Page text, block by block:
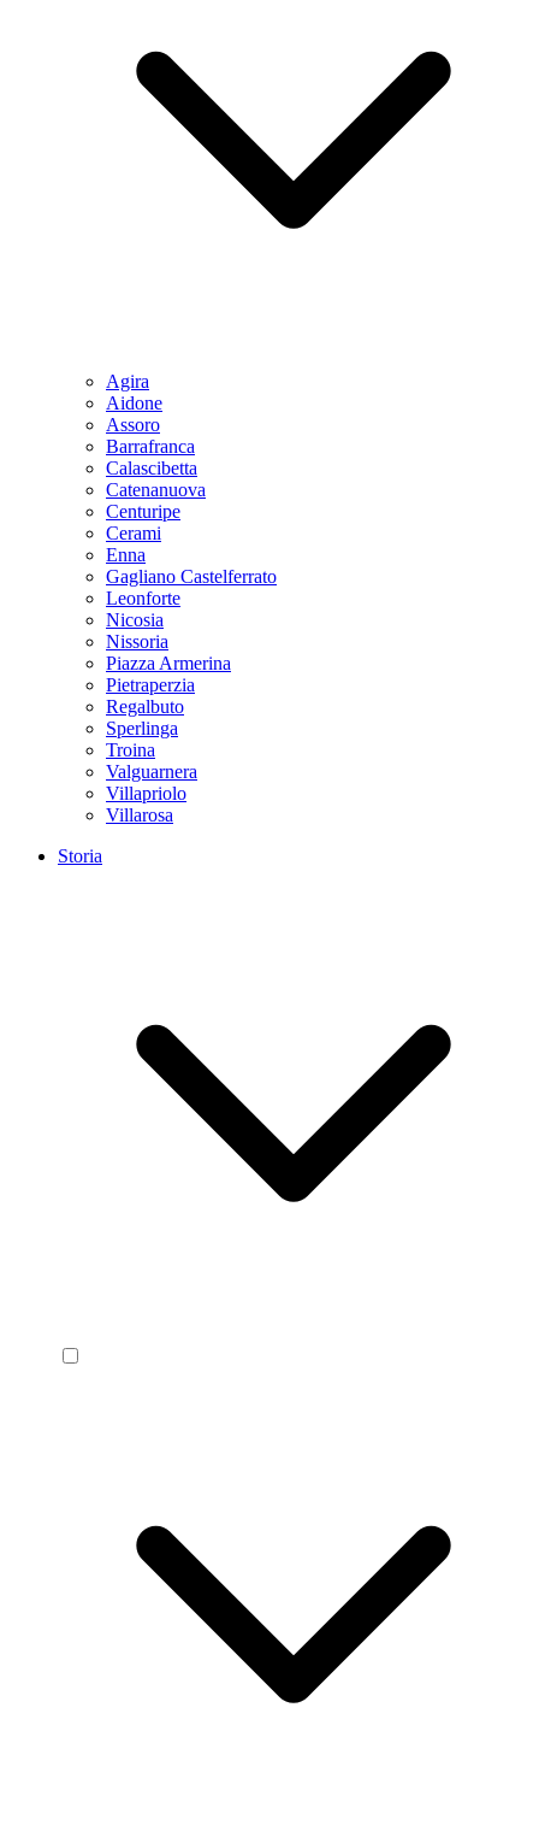
Agira
Aidone
Assoro
Barrafranca
Calascibetta
Catenanuova
Centuripe
Cerami
Enna
Gagliano Castelferrato
Leonforte
Nicosia
Nissoria
Piazza Armerina
Pietraperzia
Regalbuto
Sperlinga
Troina
Valguarnera
Villapriolo
Villarosa
Storia